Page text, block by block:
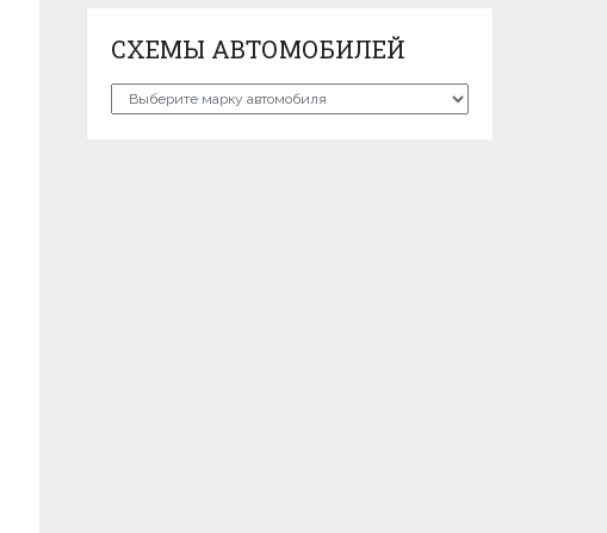
СХЕМЫ АВТОМОБИЛЕЙ
Схемы